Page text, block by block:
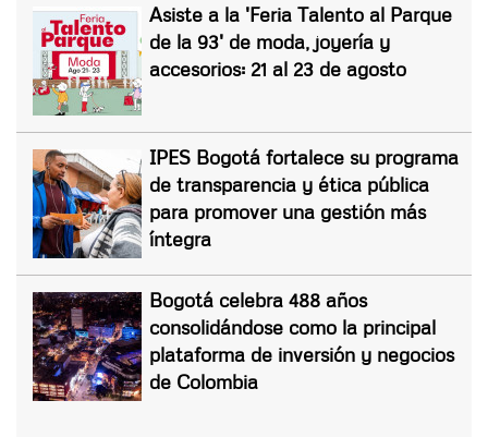
Asiste a la 'Feria Talento al Parque
de la 93' de moda, joyería y
accesorios: 21 al 23 de agosto
IPES Bogotá fortalece su programa
de transparencia y ética pública
para promover una gestión más
íntegra
Bogotá celebra 488 años
consolidándose como la principal
plataforma de inversión y negocios
de Colombia